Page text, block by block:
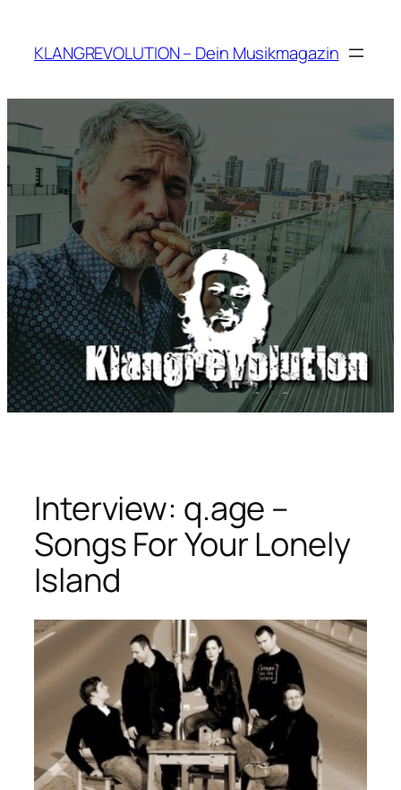
springen
KLANGREVOLUTION – Dein Musikmagazin
Interview: q.age –
Songs For Your Lonely
Island